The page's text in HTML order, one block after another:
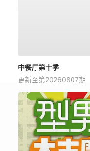
中餐厅第十季
更新至第20260807期